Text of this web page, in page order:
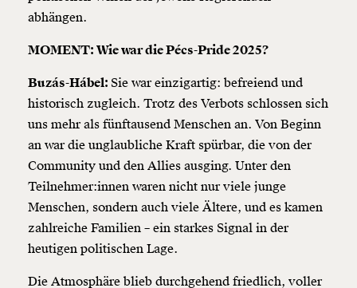
abhängen.
MOMENT: Wie war die Pécs-Pride 2025?
Buzás-Hábel: Sie war einzigartig: befreiend und
historisch zugleich. Trotz des Verbots schlossen sich
uns mehr als fünftausend Menschen an. Von Beginn
an war die unglaubliche Kraft spürbar, die von der
Community und den Allies ausging. Unter den
Teilnehmer:innen waren nicht nur viele junge
Menschen, sondern auch viele Ältere, und es kamen
zahlreiche Familien – ein starkes Signal in der
heutigen politischen Lage.
Die Atmosphäre blieb durchgehend friedlich, voller